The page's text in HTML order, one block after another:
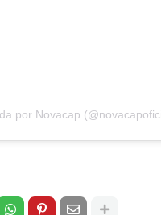
por Novacap